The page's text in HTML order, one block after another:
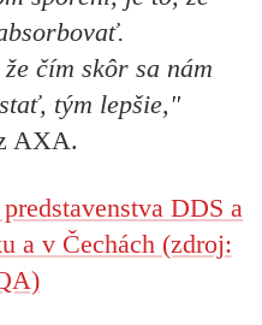
čím skôr sa nám
tým lepšie,"
AXA.